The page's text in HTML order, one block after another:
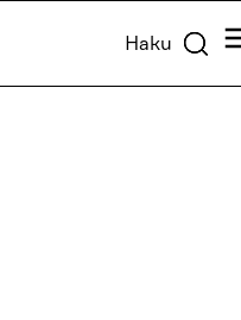
Haku